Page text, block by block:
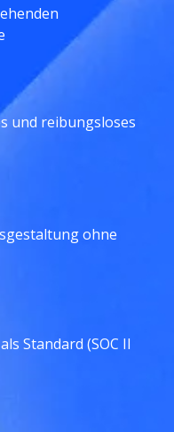
und reibungsloses
ohne
Standard (SOC II